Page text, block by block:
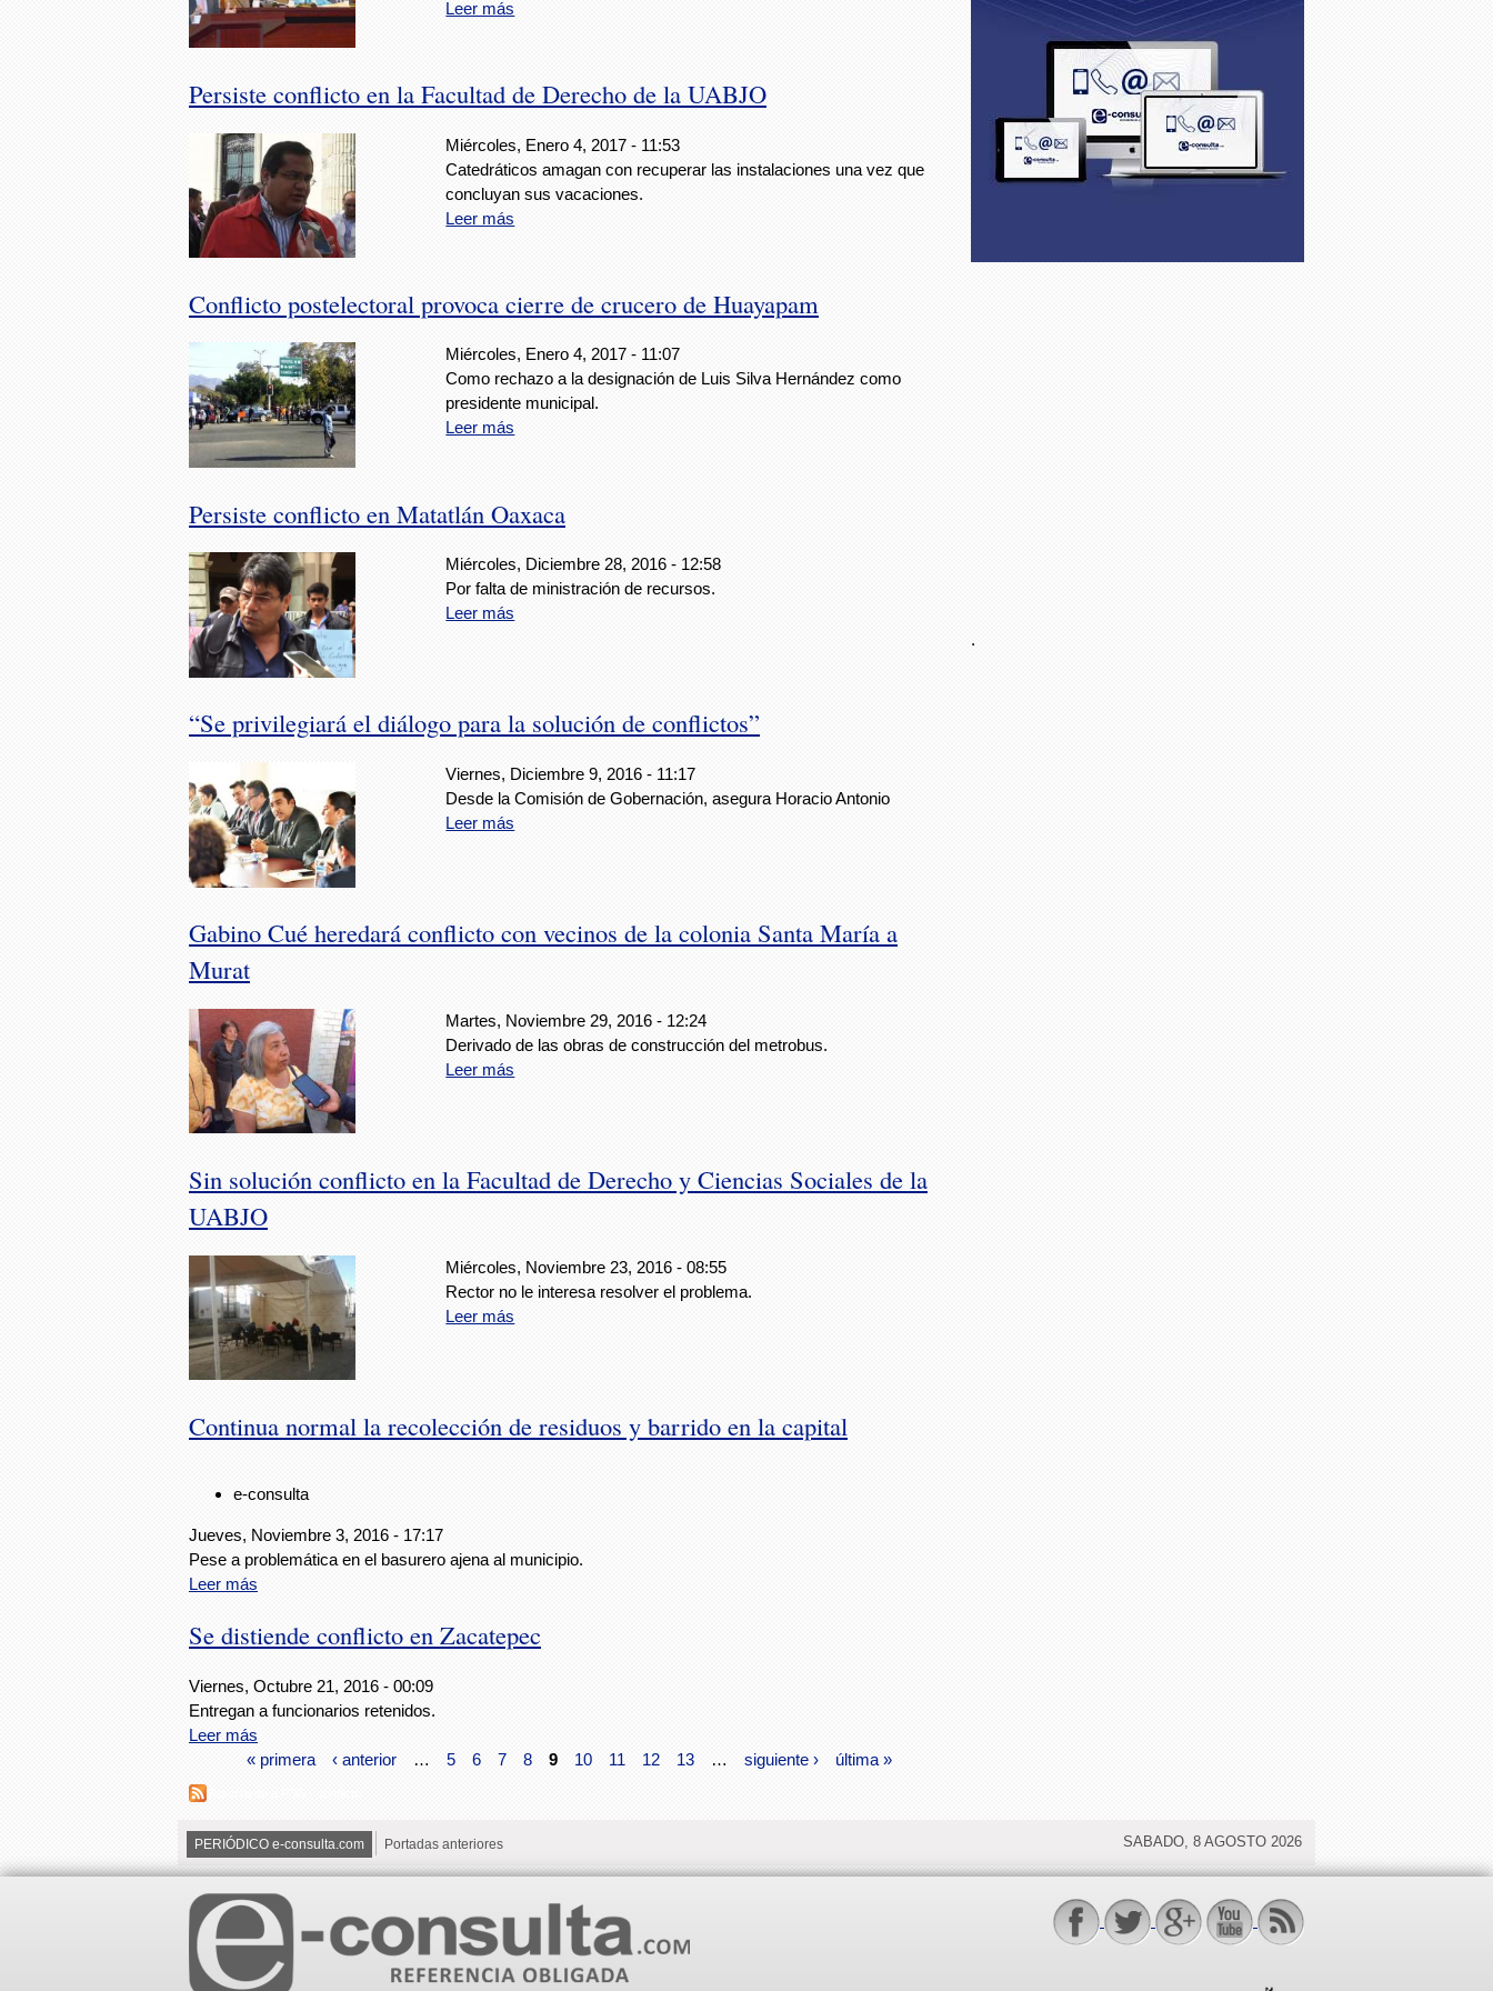
Leer más
Persiste conflicto en la Facultad de Derecho de la UABJO
Miércoles, Enero 4, 2017 - 11:53
Catedráticos amagan con recuperar las instalaciones una vez que
concluyan sus vacaciones.
Leer más
Conflicto postelectoral provoca cierre de crucero de Huayapam
Miércoles, Enero 4, 2017 - 11:07
Como rechazo a la designación de Luis Silva Hernández como
presidente municipal.
Leer más
Persiste conflicto en Matatlán Oaxaca
Miércoles, Diciembre 28, 2016 - 12:58
Por falta de ministración de recursos.
Leer más
“Se privilegiará el diálogo para la solución de conflictos”
Viernes, Diciembre 9, 2016 - 11:17
Desde la Comisión de Gobernación, asegura Horacio Antonio
Leer más
Gabino Cué heredará conflicto con vecinos de la colonia Santa María a
Murat
Martes, Noviembre 29, 2016 - 12:24
Derivado de las obras de construcción del metrobus.
Leer más
Sin solución conflicto en la Facultad de Derecho y Ciencias Sociales de la
UABJO
Miércoles, Noviembre 23, 2016 - 08:55
Rector no le interesa resolver el problema.
Leer más
Continua normal la recolección de residuos y barrido en la capital
e-consulta
Jueves, Noviembre 3, 2016 - 17:17
Pese a problemática en el basurero ajena al municipio.
Leer más
Se distiende conflicto en Zacatepec
Viernes, Octubre 21, 2016 - 00:09
Entregan a funcionarios retenidos.
Leer más
« primera
‹ anterior … 5 6 7 8 9 10 11 12 13 … siguiente › última »
.
PERIÓDICO e-consulta.com Portadas anteriores SABADO, 8 AGOSTO 2026